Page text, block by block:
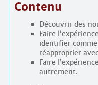
Contenu
Découvrir des
Faire
identifier
réapproprier
Faire
autrement.